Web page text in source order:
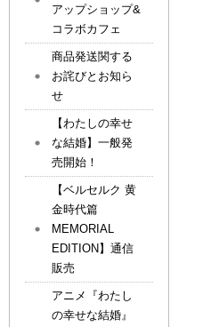
アップショップ&
コラボカフェ
商品発送関する
お詫びとお知ら
せ
【わたしの幸せ
な結婚】一般発
売開始！
【ベルセルク 黄
金時代篇
MEMORIAL
EDITION】通信
販売
アニメ『わたし
の幸せな結婚』